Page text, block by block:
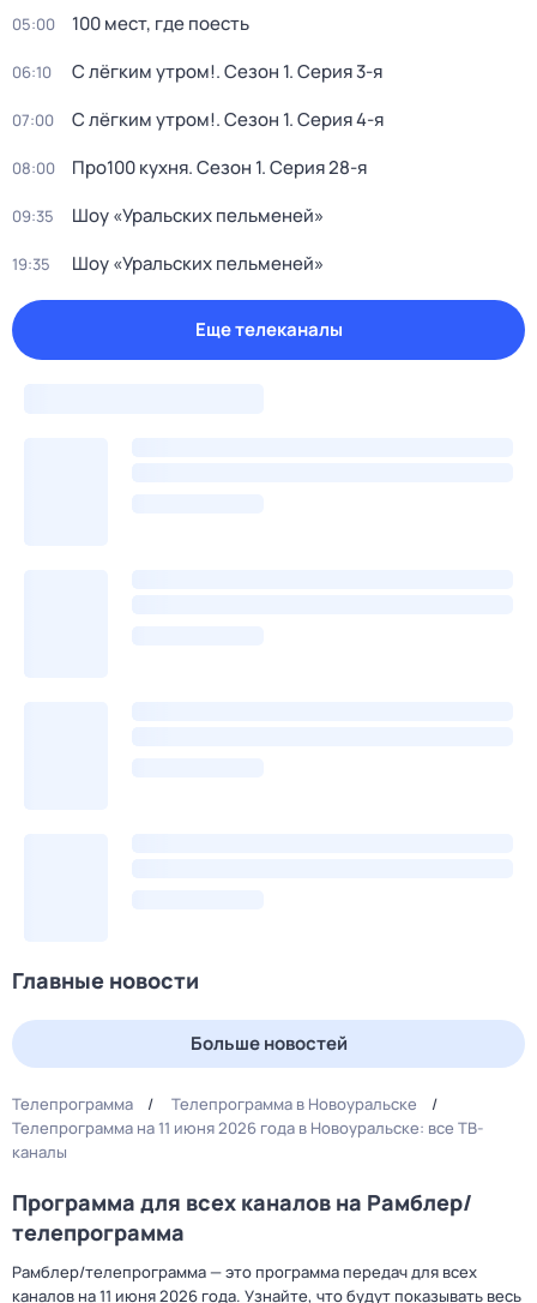
05:00 100 мест, где поесть
06:10 С лёгким утром!. Сезон 1. Серия 3-я
07:00 С лёгким утром!. Сезон 1. Серия 4-я
08:00 Про100 кухня. Сезон 1. Серия 28-я
09:35 Шоу «Уральских пельменей»
19:35 Шоу «Уральских пельменей»
Еще телеканалы
Главные новости
Больше новостей
Телепрограмма
Телепрограмма в Новоуральске
Телепрограмма на 11 июня 2026 года в Новоуральске: все ТВ-
каналы
Программа для всех каналов на Рамблер/
телепрограмма
Рамблер/телепрограмма — это программа передач для всех
каналов на 11 июня 2026 года. Узнайте, что будут показывать весь